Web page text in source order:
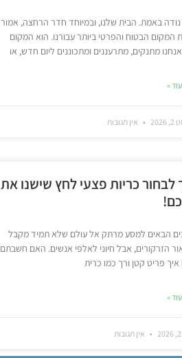
נודה באמת. הבית שלנו, ובמיוחד חדר הרחצה, אמור
המקום הבטוח והפרטי ביותר עבורנו. הוא המקום
מתנקים, מתרעננים ומתכוננים ליום חדש, או
»
אין תגובות
לבחור כריות פצעי לחץ שישנו את
הבאים למסע מרתק אל עולם שלא תמיד מקבל
הזרקורים, אבל חיוני לאלפי אנשים. האם חשבתם
פריט קטן ורך כמו כרית
»
אין תגובות